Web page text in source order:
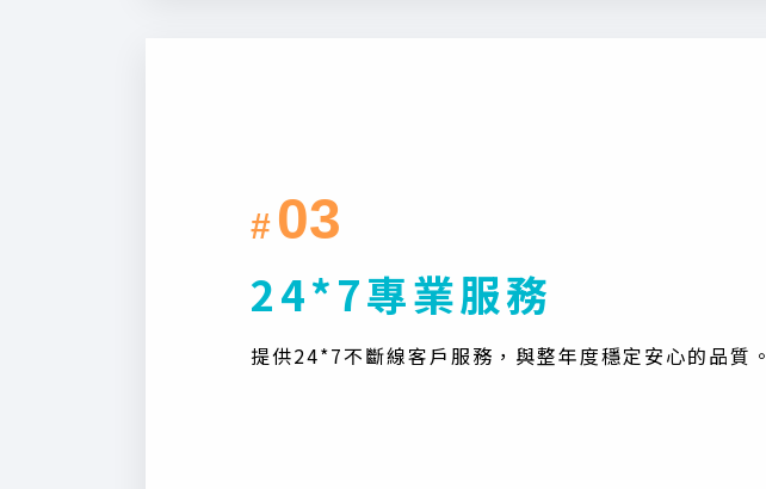
# 03
24*7專業服務
提供24*7不斷線客戶服務，與整年度穩定安心的品質。